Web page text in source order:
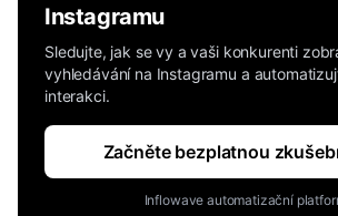
Instagramu
Sledujte, jak se vy a vaši konkurenti
vyhledávání na Instagramu a
interakci.
Začněte bezplatnou
Inflowave automatizační